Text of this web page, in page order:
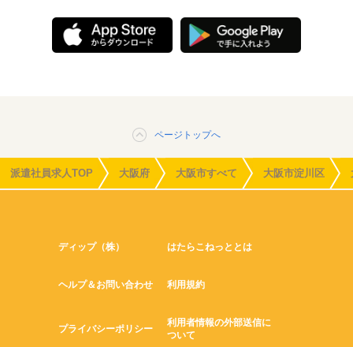
ページトップへ
派遣社員求人TOP 大阪府 大阪市すべて 大阪市淀川区
ディップ（株） はたらこねっととは
ヘルプ＆お問い合わせ 利用規約
プライバシーポリシー
利用者情報の外部送信に
ついて